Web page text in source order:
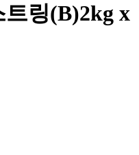
트링(B)2kg x